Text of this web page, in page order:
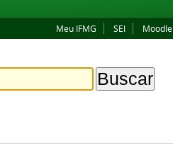
Meu IFMG SEI Moodle